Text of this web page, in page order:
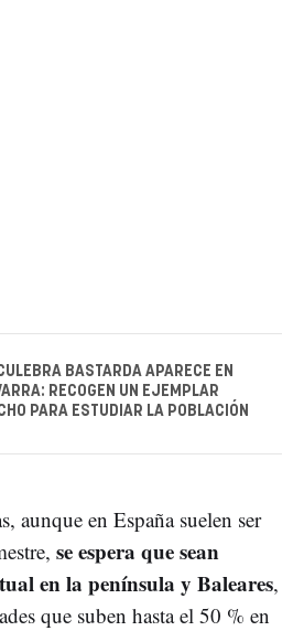
BASTARDA APARECE EN
RECOGEN UN EJEMPLAR
PARA ESTUDIAR LA POBLACIÓN
aunque en España suelen ser
se espera que sean
en la península y Baleares,
que suben hasta el 50 % en